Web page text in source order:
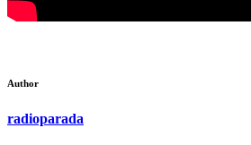
Author
radioparada